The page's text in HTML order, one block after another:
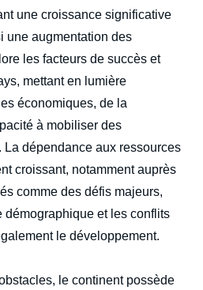
une croissance significative
une augmentation des
les facteurs de succès et
mettant en lumière
économiques, de la
à mobiliser des
La dépendance aux ressources
croissant, notamment auprès
comme des défis majeurs,
démographique et les conflits
le développement.
le continent possède